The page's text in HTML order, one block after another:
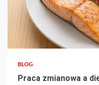
3 min read
BLOG
Praca zmianowa a